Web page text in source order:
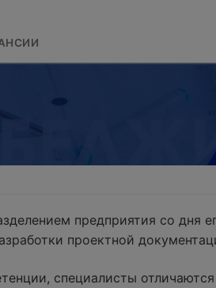
предприятия со дня
проектной
специалисты